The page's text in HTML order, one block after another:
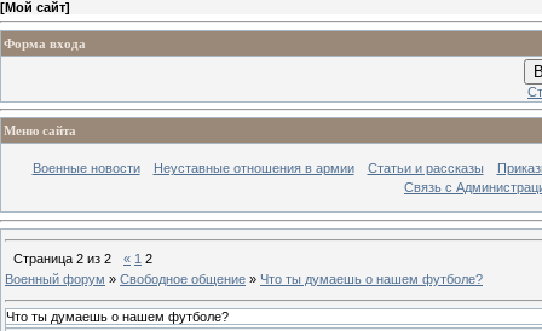
[Мой сайт]
Форма входа
Меню сайта
Военные новости Неуставные отношения в армии Статьи и рассказы
Связь с
Страница 2 из 2 « 1 2
Военный форум » Свободное общение » Что ты думаешь о нашем футболе?
Что ты думаешь о нашем футболе?